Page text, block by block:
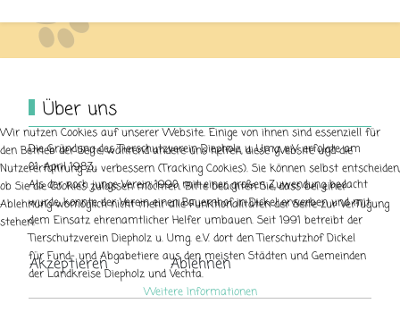
Über uns
Die Gründung des Tierschutzverein Diepholz u. Umg. e.V. erfolgte am
01. April 1983.
Als der noch junge Verein 1990 mit einer großen Zuwendung bedacht
wurde, konnte der Verein einen Bauernhof in Dickel erwerben und mit
dem Einsatz ehrenamtlicher Helfer umbauen. Seit 1991 betreibt der
Tierschutzverein Diepholz u. Umg. e.V. dort den Tierschutzhof Dickel
für Fund- und Abgabetiere aus den meisten Städten und Gemeinden
der Landkreise Diepholz und Vechta.
Wir nutzen Cookies auf unserer Website. Einige von ihnen sind essenziell für
den Betrieb der Seite, während andere uns helfen, diese Website und die
Nutzererfahrung zu verbessern (Tracking Cookies). Sie können selbst entscheiden,
ob Sie die Cookies zulassen möchten. Bitte beachten Sie, dass bei einer
Ablehnung womöglich nicht mehr alle Funktionalitäten der Seite zur Verfügung
stehen.
Akzeptieren Ablehnen
Weitere Informationen